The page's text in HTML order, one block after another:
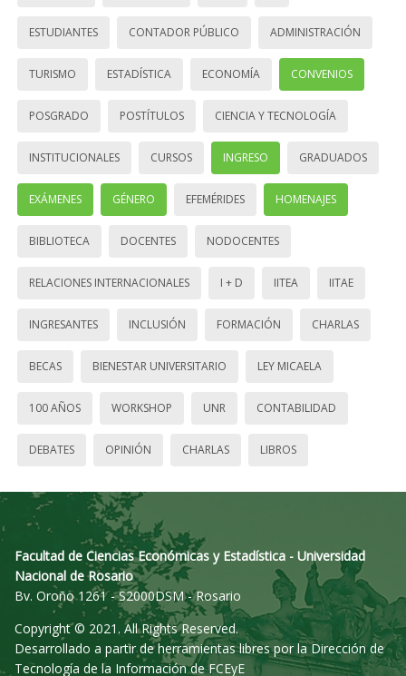
ESTUDIANTES CONTADOR PÚBLICO ADMINISTRACIÓN
TURISMO ESTADÍSTICA ECONOMÍA CONVENIOS
POSGRADO POSTÍTULOS CIENCIA Y TECNOLOGÍA
INSTITUCIONALES CURSOS INGRESO GRADUADOS
EXÁMENES GÉNERO EFEMÉRIDES HOMENAJES
BIBLIOTECA DOCENTES NODOCENTES
RELACIONES INTERNACIONALES I + D IITEA IITAE
INGRESANTES INCLUSIÓN FORMACIÓN CHARLAS
BECAS BIENESTAR UNIVERSITARIO LEY MICAELA
100 AÑOS WORKSHOP UNR CONTABILIDAD
DEBATES OPINIÓN CHARLAS LIBROS
Facultad de Ciencias Económicas y Estadística - Universidad
Nacional de Rosario
Bv. Oroño 1261 - S2000DSM - Rosario
Copyright © 2021. All Rights Reserved.
Desarrollado a partir de herramientas libres por la Dirección de
Tecnología de la Información de FCEyE